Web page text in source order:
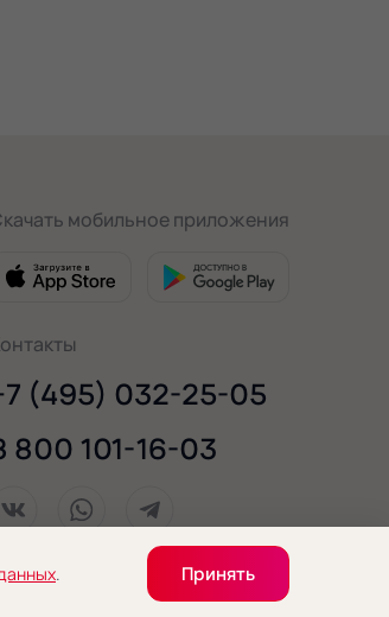
мобильное приложения
(495) 032-25-05
800 101-16-03
. Принять